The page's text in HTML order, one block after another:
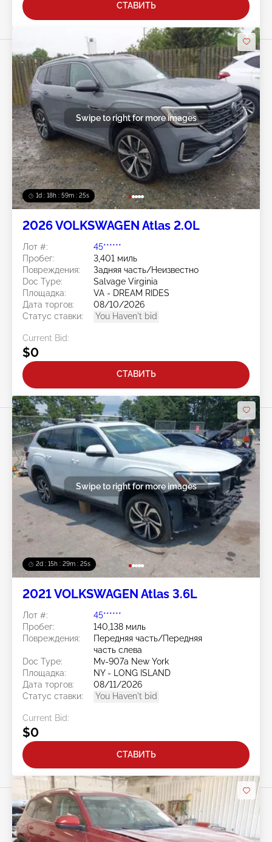
СТАВИТЬ
1d : 18h : 59m : 22s
Swipe to right for more images
2026 VOLKSWAGEN Atlas 2.0L
Лот #:
45******
Пробег:
3,401 миль
Повреждения:
Задняя часть/Неизвестно
Doc Type:
Salvage Virginia
Площадка:
VA - DREAM RIDES
Дата торгов:
08/10/2026
Статус ставки:
You Haven't bid
Current Bid:
$0
СТАВИТЬ
2d : 15h : 29m : 22s
Swipe to right for more images
2021 VOLKSWAGEN Atlas 3.6L
Лот #:
45******
Пробег:
140,138 миль
Повреждения:
Передняя часть/Передняя
часть слева
Doc Type:
Mv-907a New York
Площадка:
NY - LONG ISLAND
Дата торгов:
08/11/2026
Статус ставки:
You Haven't bid
Current Bid:
$0
СТАВИТЬ